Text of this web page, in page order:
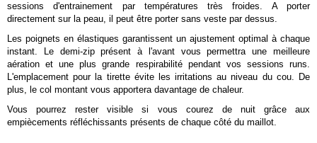
sessions d'entrainement par températures très froides. A porter
directement sur la peau, il peut être porter sans veste par dessus.
Les poignets en élastiques garantissent un ajustement optimal à chaque
instant. Le demi-zip présent à l'avant vous permettra une meilleure
aération et une plus grande respirabilité pendant vos sessions runs.
L'emplacement pour la tirette évite les irritations au niveau du cou. De
plus, le col montant vous apportera davantage de chaleur.
Vous pourrez rester visible si vous courez de nuit grâce aux
empiècements réfléchissants présents de chaque côté du maillot.